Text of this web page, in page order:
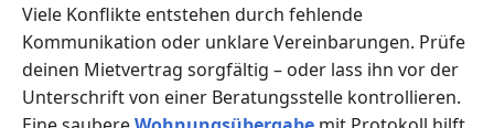
Viele Konflikte entstehen durch fehlende
Kommunikation oder unklare Vereinbarungen. Prüfe
deinen Mietvertrag sorgfältig – oder lass ihn vor der
Unterschrift von einer Beratungsstelle kontrollieren.